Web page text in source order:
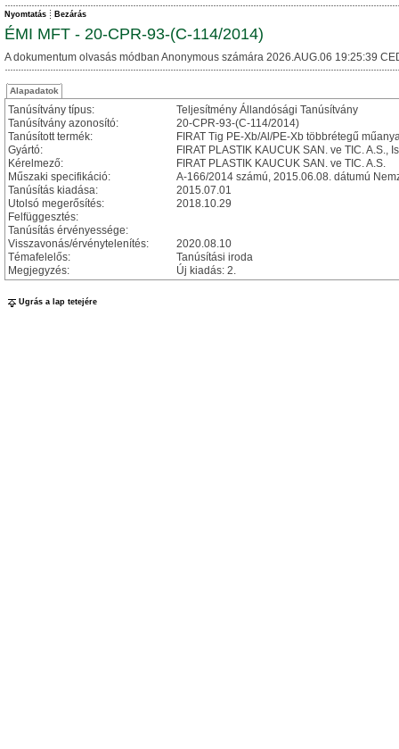
Nyomtatás Bezárás
ÉMI MFT - 20-CPR-93-(C-114/2014)
A dokumentum olvasás módban Anonymous számára 2026.AUG.06 19:25:39
Alapadatok
Tanúsítvány típus:
Teljesítmény Állandósági Tanúsítvány
Tanúsítvány azonosító:
20-CPR-93-(C-114/2014)
Tanúsított termék:
FIRAT Tig PE-Xb/Al/PE-Xb többrétegű
Gyártó:
FIRAT PLASTIK KAUCUK SAN. ve TIC. A.S.,
Kérelmező:
FIRAT PLASTIK KAUCUK SAN. ve TIC. A.S.
Műszaki specifikáció:
A-166/2014 számú, 2015.06.08. dátumú
Tanúsítás kiadása:
2015.07.01
Utolsó megerősítés:
2018.10.29
Felfüggesztés:
Tanúsítás érvényessége:
Visszavonás/érvénytelenítés:
2020.08.10
Témafelelős:
Tanúsítási iroda
Megjegyzés:
Új kiadás: 2.
Ugrás a lap tetejére